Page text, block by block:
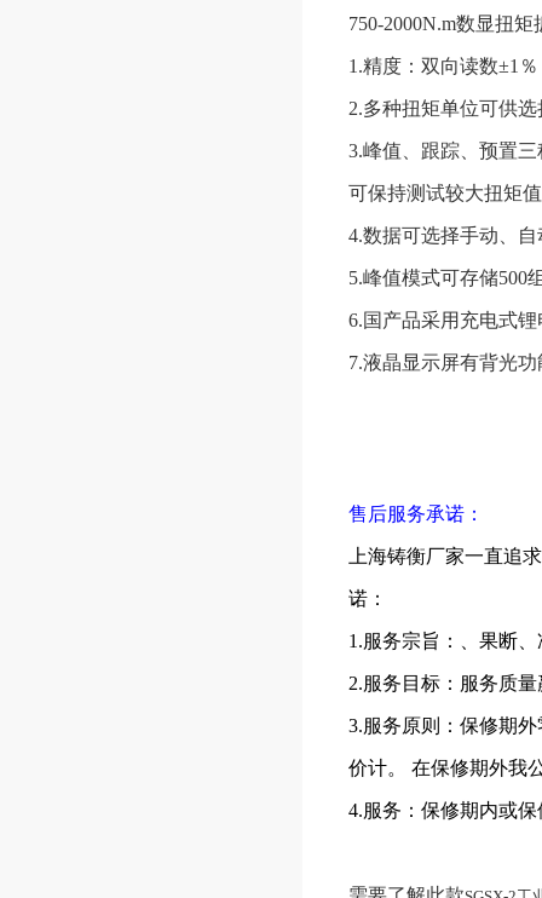
750-2000N.m数显扭
1.精度：双向读数±1
2.多种扭矩单位可供
3.峰值、跟踪、预置
可保持测试较大扭矩
4.数据可选择手动、
5.峰值模式可存储500
6.国产品采用充电式
7.液晶显示屏有背光
售后服务承诺：
上海铸衡厂家一直追
诺：
1.服务宗旨：、果断
2.服务目标：服务质
3.服务原则：保修期
价计。 在保修期外我
4.服务：保修期内或